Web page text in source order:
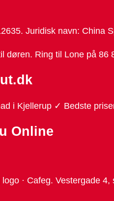
Juridisk navn: China
Ring til Lone på 86
i Kjellerup ✓ Bedste
Online
· Cafeg. Vestergade